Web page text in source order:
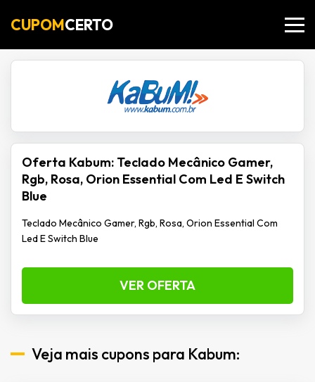
CUPOMCERTO
Oferta Kabum: Teclado Mecânico Gamer,
Rgb, Rosa, Orion Essential Com Led E Switch
Blue
Teclado Mecânico Gamer, Rgb, Rosa, Orion Essential Com
Led E Switch Blue
VER OFERTA
Veja mais cupons para Kabum: